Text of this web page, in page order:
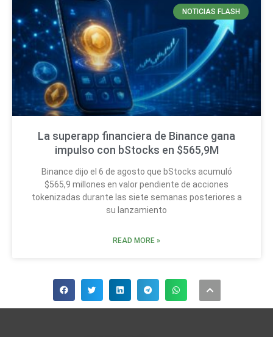
NOTICIAS FLASH
La superapp financiera de Binance gana
impulso con bStocks en $565,9M
Binance dijo el 6 de agosto que bStocks acumuló
$565,9 millones en valor pendiente de acciones
tokenizadas durante las siete semanas posteriores a
su lanzamiento
READ MORE »